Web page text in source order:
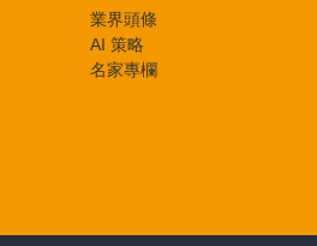
業界頭條
AI 策略
名家專欄